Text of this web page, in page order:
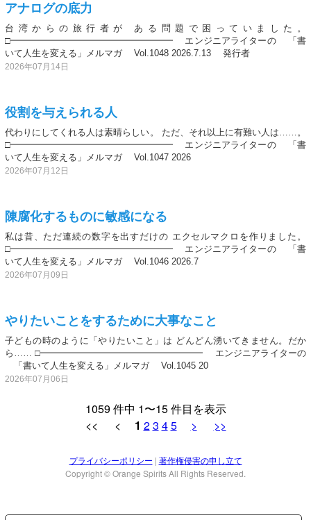
アナログの底力
台湾からの旅行者が ある問題で困っていました。
□━━━━━━━━━━━━━━━━━━ エンジニアライターの 「書
いて人生を変える」メルマガ Vol.1048 2026.7.13 発行者
2026年07月14日
役割を与えられる人
代わりにしてくれる人は素晴らしい。 ただ、それ以上に有難い人は……。
□━━━━━━━━━━━━━━━━━━ エンジニアライターの 「書
いて人生を変える」メルマガ Vol.1047 2026
2026年07月12日
陳腐化するものに敏感になる
私は昔、ただ連続の数字を出すだけの エクセルマクロを作りました。
□━━━━━━━━━━━━━━━━━━ エンジニアライターの 「書
いて人生を変える」メルマガ Vol.1046 2026.7
2026年07月09日
やりたいことをするために大事なこと
子どもの時のように「やりたいこと」は どんどん湧いてきません。だか
ら…… □━━━━━━━━━━━━━━━━━━ エンジニアライターの
「書いて人生を変える」メルマガ Vol.1045 20
2026年07月06日
1059 件中 1〜15 件目を表示
<< < 1 23 45 > >>
プライバシーポリシー | 著作権侵害の申し立て
Copyright © Orange Spirits All Rights Reserved.